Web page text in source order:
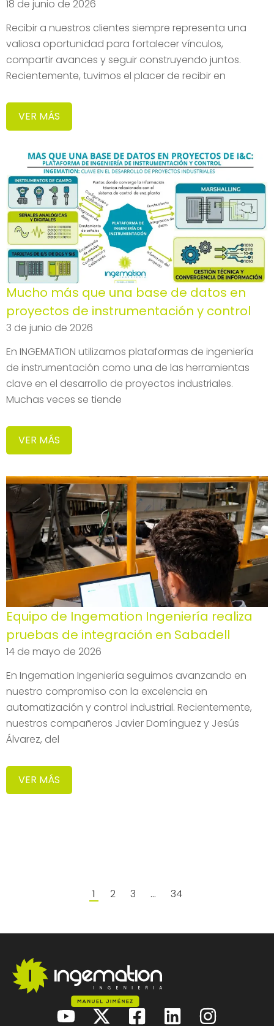
18 de junio de 2026
Recibir a nuestros clientes siempre representa una
valiosa oportunidad para fortalecer vínculos,
compartir avances y seguir construyendo juntos.
Recientemente, tuvimos el placer de recibir en
VER MÁS
Mucho más que una base de datos en
proyectos de instrumentación y control
3 de junio de 2026
En INGEMATION utilizamos plataformas de ingeniería
de instrumentación como una de las herramientas
clave en el desarrollo de proyectos industriales.
Muchas veces se tiende
VER MÁS
Equipo de Ingemation Ingeniería realiza
pruebas de integración en Sabadell
14 de mayo de 2026
En Ingemation Ingeniería seguimos avanzando en
nuestro compromiso con la excelencia en
automatización y control industrial. Recientemente,
nuestros compañeros Javier Domínguez y Jesús
Álvarez, del
VER MÁS
1 2 3 … 34